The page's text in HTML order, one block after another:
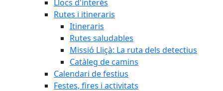
Llocs d'interès
Rutes i itineraris
Itineraris
Rutes saludables
Missió Lliçà: La ruta dels detectius
Catàleg de camins
Calendari de festius
Festes, fires i activitats